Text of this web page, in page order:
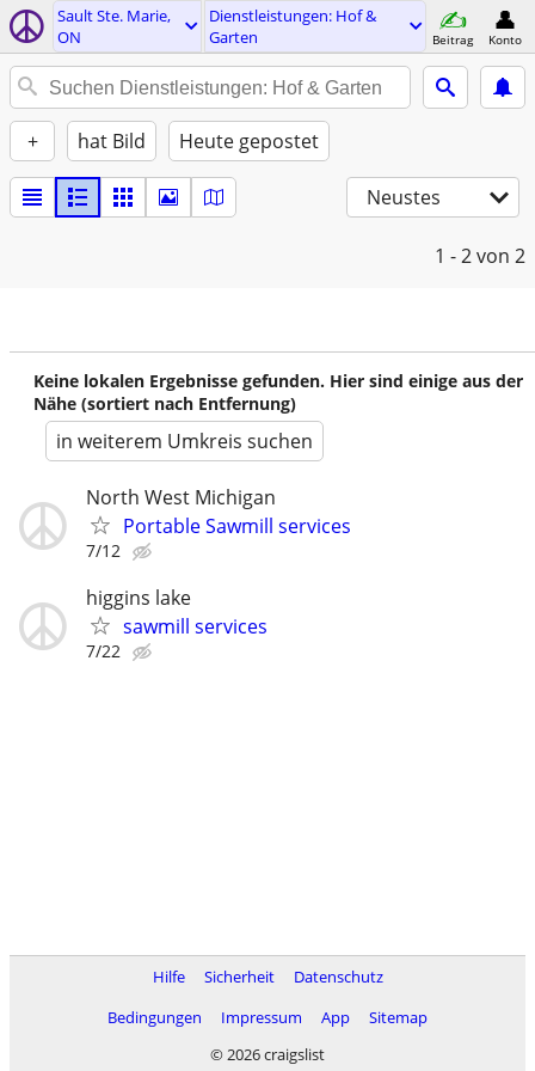
Sault Ste. Marie,
ON
Dienstleistungen: Hof &
Garten
Beitrag Konto
+ hat Bild Heute gepostet
Neustes
1 - 2von 2
Keine lokalen Ergebnisse gefunden. Hier sind einige aus der
Nähe (sortiert nach Entfernung)
in weiterem Umkreis suchen
North West Michigan
Portable Sawmill services
7/12
higgins lake
sawmill services
7/22
Hilfe Sicherheit
Datenschutz
Bedingungen
Impressum App
Sitemap
© 2026 craigslist